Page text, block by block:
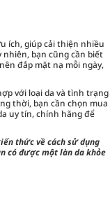
ích, giúp cải thiện nhiều
bạn cũng cần biết
đắp mặt nạ mỗi ngày,
với loại da và tình trạng
thời, bạn cần chọn mua
uy tín, chính hãng để
thức về cách sử dụng
có được một làn da khỏe